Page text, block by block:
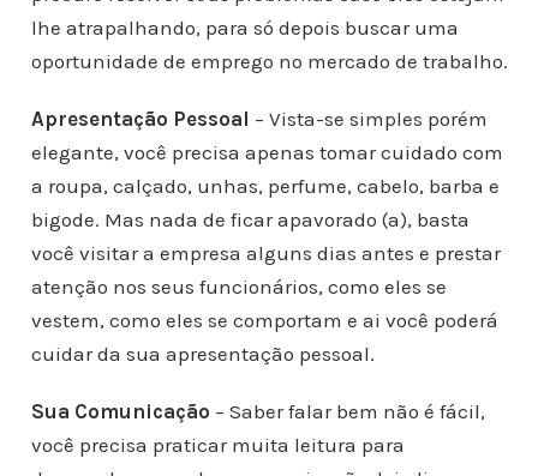
lhe atrapalhando, para só depois buscar uma
oportunidade de emprego no mercado de trabalho.
Apresentação Pessoal – Vista-se simples porém
elegante, você precisa apenas tomar cuidado com
a roupa, calçado, unhas, perfume, cabelo, barba e
bigode. Mas nada de ficar apavorado (a), basta
você visitar a empresa alguns dias antes e prestar
atenção nos seus funcionários, como eles se
vestem, como eles se comportam e ai você poderá
cuidar da sua apresentação pessoal.
Sua Comunicação – Saber falar bem não é fácil,
você precisa praticar muita leitura para